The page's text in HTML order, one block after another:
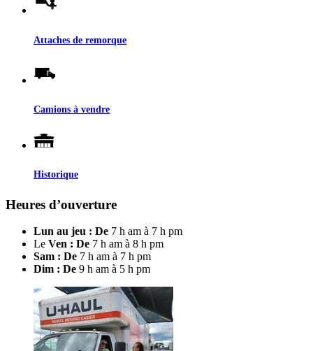
Attaches de remorque
Camions à vendre
Historique
Heures d’ouverture
Lun au jeu : De 7 h am à 7 h pm
Le Ven : De 7 h am à 8 h pm
Sam : De 7 h am à 7 h pm
Dim : De 9 h am à 5 h pm